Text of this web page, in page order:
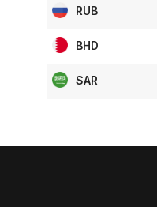
RUB
BHD
SAR